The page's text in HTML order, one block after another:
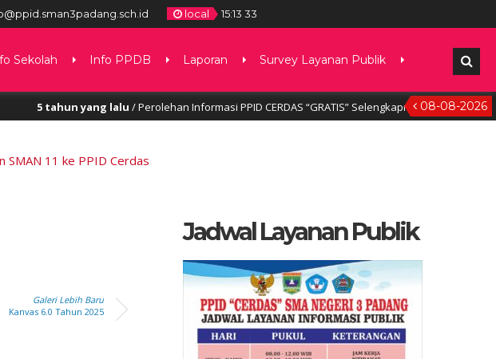
local 15:13 34
Sekolah Info PPDB Laporan Survey Layanan Publik
08-08-2026
5 tahun yang lalu/ Perolehan Informasi PPID CERDAS “GRATIS” Selengkapnya, klik disini
SMAN 11 ke PPID Cerdas
Galeri Lebih Baru
Kanvas 6.0 Tahun 2025
Jadwal Layanan Publik